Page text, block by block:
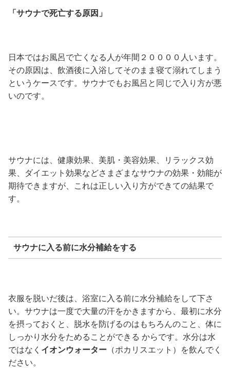
「サウナで死亡する原因」
日本ではお風呂で亡くなる人が年間２００００人います。
その原因は、飲酒後に入浴してそのまま寝て溺れてしまう
というケースです。サウナでもお風呂と同じで入り方が悪
いのです。
サウナには、健康効果、美肌・美容効果、リラックス効
果、ダイエット効果などさまざまなサウナの効果・効能が
期待できますが、これは正しい入り方ができての結果で
す。
サウナに入る前に水分補給をする
衣服を脱いだ後は、浴室に入る前に水分補給をして下さ
い。サウナは一度で大量の汗をかきますから、最初に水分
を摂っておくと、脱水を防げるのはもちろんのこと、体に
しっかり水分をためることができる からです。水分は水
ではなく イオンウォーター （ポカリスエット）を飲んでく
ださい。